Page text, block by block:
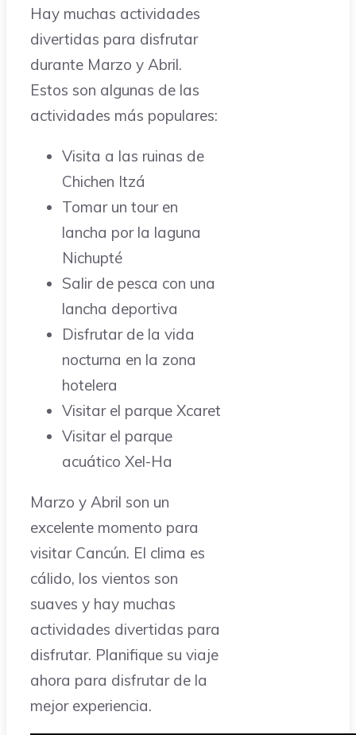
Hay muchas actividades
divertidas para disfrutar
durante Marzo y Abril.
Estos son algunas de las
actividades más populares:
Visita a las ruinas de
Chichen Itzá
Tomar un tour en
lancha por la laguna
Nichupté
Salir de pesca con una
lancha deportiva
Disfrutar de la vida
nocturna en la zona
hotelera
Visitar el parque Xcaret
Visitar el parque
acuático Xel-Ha
Marzo y Abril son un
excelente momento para
visitar Cancún. El clima es
cálido, los vientos son
suaves y hay muchas
actividades divertidas para
disfrutar. Planifique su viaje
ahora para disfrutar de la
mejor experiencia.